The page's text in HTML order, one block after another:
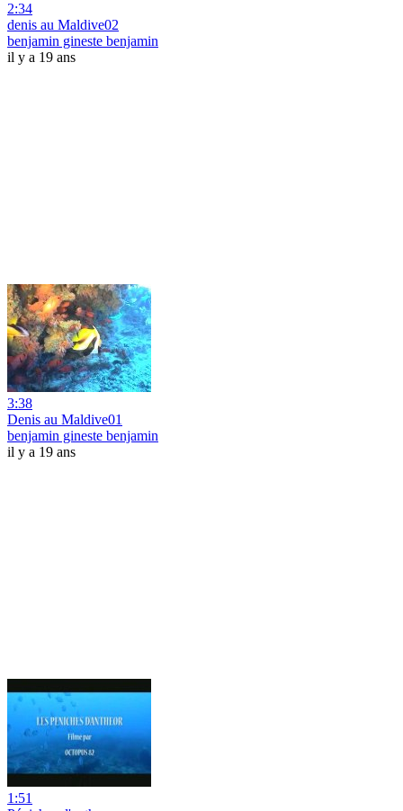
2:34
denis au Maldive02
benjamin gineste benjamin
il y a 19 ans
3:38
Denis au Maldive01
benjamin gineste benjamin
il y a 19 ans
1:51